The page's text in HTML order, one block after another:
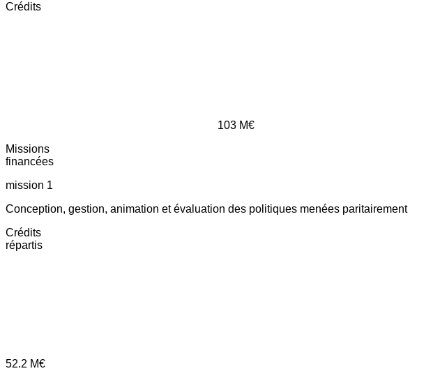
Crédits
103 M€
Missions
financées
mission 1
Conception, gestion, animation et évaluation des politiques menées paritairement
Crédits
répartis
52.2 M€